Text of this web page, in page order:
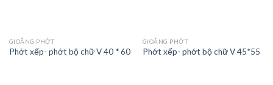
GIOĂNG PHỚT
Phớt xếp- phớt bộ chữ V 40 * 60
GIOĂNG PHỚT
Phớt xếp- phớt bộ chữ V 45*55